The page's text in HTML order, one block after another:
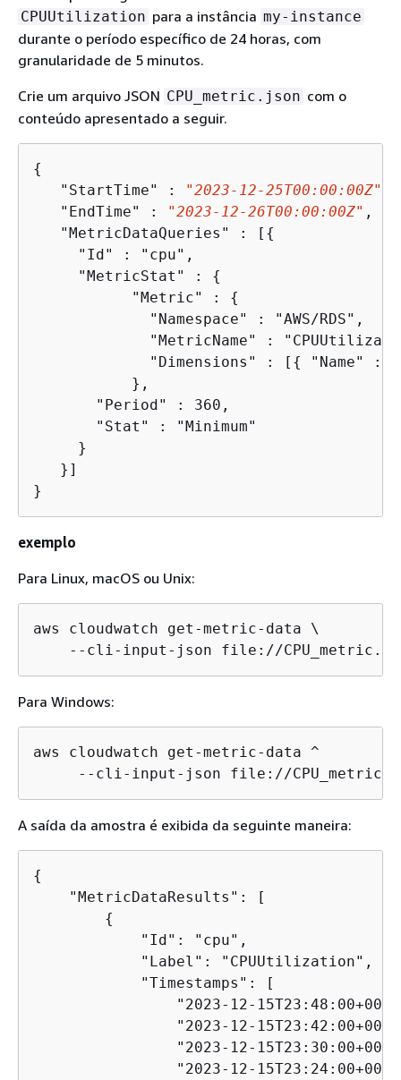
CPUUtilization para a instância my-instance
durante o período específico de 24 horas, com
granularidade de 5 minutos.
Crie um arquivo JSON CPU_metric.json com o
conteúdo apresentado a seguir.
{
   "StartTime" :
"2023-12-25T00:00:00Z"
   "EndTime" :
"2023-12-26T00:00:00Z" ,
   "MetricDataQueries" : [
{
     "Id" : "cpu",
     "MetricStat" :
{
	   "Metric" :
{
  	     "Dimensions" : [
{
"Name" :
       "Period" : 360,
       "Stat" : "Minimum"
     }
   }]
}
exemplo
Para Linux, macOS ou Unix:
aws cloudwatch get-metric-data \
Para Windows:
aws cloudwatch get-metric-data ^
A saída da amostra é exibida da seguinte maneira:
{
    "MetricDataResults": [
{
            "Id": "cpu",
            "Label": "CPUUtilization",
            "Timestamps": [
"2023-12-
"2023-12-
"2023-12-
"2023-12-